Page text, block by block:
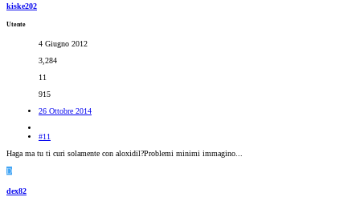
kiske202
Utente
4 Giugno 2012
3,284
11
915
26 Ottobre 2014
#11
Haga ma tu ti curi solamente con aloxidil?Problemi minimi immagino...
D
dex82